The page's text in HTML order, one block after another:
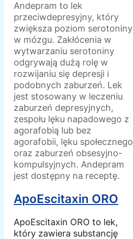
Andepram to lek
przeciwdepresyjny, który
zwiększa poziom serotoniny
w mózgu. Zakłócenia w
wytwarzaniu serotoniny
odgrywają dużą rolę w
rozwijaniu się depresji i
podobnych zaburzeń. Lek
jest stosowany w leczeniu
zaburzeń depresyjnych,
zespołu lęku napadowego z
agorafobią lub bez
agorafobii, lęku społecznego
oraz zaburzeń obsesyjno-
kompulsyjnych. Andepram
jest dostępny na receptę.
ApoEscitaxin ORO
ApoEscitaxin ORO to lek,
który zawiera substancję